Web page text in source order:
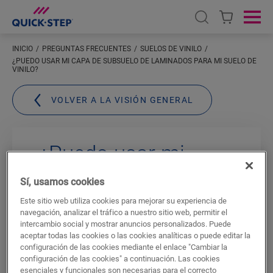
Open search
INICIO PREGUNTAS FRECUENTES
SUELOS DE VINILO
¿PUEDO USAR MI CAPA DE SUBSUELO DE LAMINADOS PARA MI SUELO DE
VINILO?
VOLVER A LA VISIÓN GENERAL
¿Puedo usar mi
capa de subsuelo de
laminados para mi
suelo de vinilo?
No, no es posible. La razón principal esla
Sí, usamos cookies
Este sitio web utiliza cookies para mejorar su experiencia de
navegación, analizar el tráfico a nuestro sitio web, permitir el
intercambio social y mostrar anuncios personalizados. Puede
aceptar todas las cookies o las cookies analíticas o puede editar la
configuración de las cookies mediante el enlace "Cambiar la
configuración de las cookies" a continuación. Las cookies
esenciales y funcionales son necesarias para el correcto